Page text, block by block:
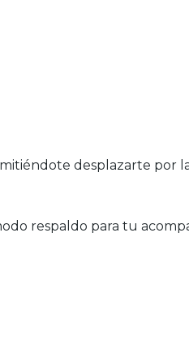
desplazarte por
respaldo para tu